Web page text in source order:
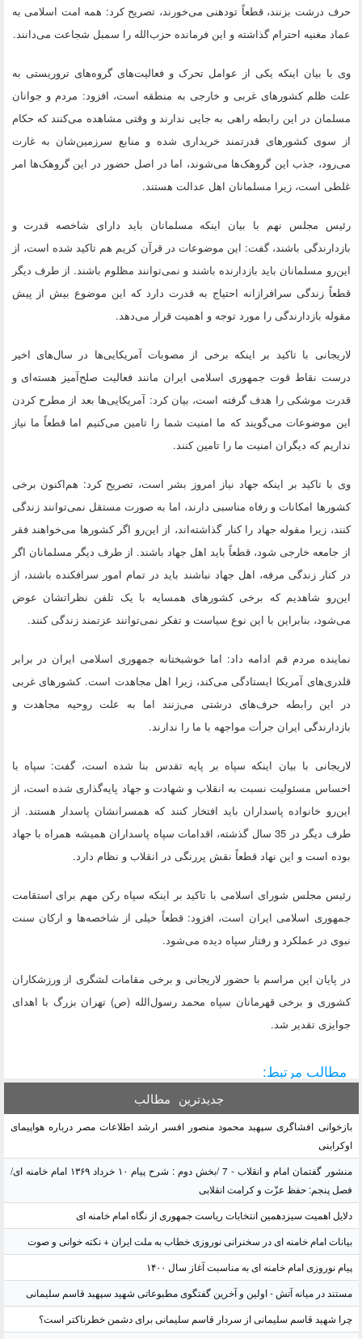
حرف درشت بزنند، قطعاً تودهنی می‌خورند، تصریح کرد:‌ همه امت اسلامی به
عماد مغنیه احترام گذاشته و این فرمانده حزب‌الله را سمبل شجاعت می‌دانند.
وی با بیان اینکه یکی از عوامل تحرک و فعالیت‌های گروه‌های تروریستی به
علت ظلم کشورهای غربی و خارجی به منطقه است، افزود: مردم و جوانان
مسلمان در این رابطه راهی به جایی ندارند و وقتی مشاهده می‌کنند که حکام
از سوی کشورهای قدرتمند خریداری شده و منابع سرزمین‌شان به غارت
می‌رود، جذب این گروهک‌ها می‌شوند، اما در اصل حضور در این گروهک‌ها امر
غلطی است، زیرا مسلمانان اهل عدالت هستند.
رئیس مجلس نهم با بیان اینکه مسلمانان باید دارای شاخصه قدرت و
بازدارندگی باشند، گفت: این موضوعات در قرآن کریم هم تاکید شده است، از
این‌رو مسلمانان باید بازدارنده باشند و نمی‌توانند مظلوم باشند. از طرف دیگر
قطعاً زندگی سرافرازانه احتیاج به قدرت دارد که این موضوع بیش از پیش
مقوله بازدارندگی را مورد توجه و اهمیت قرار می‌دهد.
لاریجانی با تاکید بر اینکه برخی از مصوبات آمریکایی‌ها در سال‌های اخیر
درست نقاط قوت جمهوری اسلامی ایران مانند فعالیت صلح‌آمیز هسته‌ای و
قدرت موشکی را هدف گرفته است، بیان کرد: آمریکایی‌ها بعد از مطرح کردن
این موضوعات می‌گویند که ما امنیت شما را تامین می‌کنیم اما قطعاً ما نیاز
نداریم که دیگران امنیت ما را تامین کنند.
وی با تاکید بر اینکه جهاد نیاز امروز بشر است، تصریح کرد: هم‌اکنون برخی
کشورها امکانات و رفاه مناسبی دارند، اما به صورت مستقل نمی‌توانند زندگی
کنند، زیرا مقوله جهاد را کنار گذاشته‌اند، از این‌رو اگر کشورها می‌خواهند فقر
از جامعه خارجی شود، قطعاً باید اهل جهاد باشند. از طرف دیگر مسلمانان اگر
در کنار زندگی مرفه، اهل جهاد نباشند باید در تمام امور سرافکنده باشند، از
این‌رو شاهدیم که برخی کشورهای همسایه با یک تلفن نظراتشان عوض
می‌شود، بنابراین با این نوع سیاست و تفکر نمی‌توانند عزتمند زندگی کنند.
نماینده مردم قم ادامه داد: اما خوشبختانه جمهوری اسلامی ایران در برابر
قلدری‌های آمریکا ایستادگی می‌کند، زیرا اهل مجاهدت است. کشورهای غربی
در این رابطه حرف‌های درشتی می‌زنند اما به علت روحیه مجاهدت و
بازدارندگی ایران جرأت مواجهه با ما را ندارند.
لاریجانی با بیان اینکه سپاه بر پایه تقدس بنا شده است، گفت: سپاه با
احساس مسئولیت نسبت به انقلاب و شهادت و جهاد پایه‌گذاری شده است، از
این‌رو خانواده پاسداران باید افتخار کنند که همسرانشان پاسدار هستند. از
طرف دیگر در 35 سال گذشته، اقدامات سپاه پاسداران همیشه همراه با جهاد
بوده است و این نهاد قطعاً نقش پررنگی در انقلاب و نظام دارد.
رئیس مجلس شورای اسلامی با تاکید بر اینکه سپاه رکن مهم برای استقامت
جمهوری اسلامی ایران است، افزود: قطعاً خیلی از شاخصه‌ها و ارکان سنت
نبوی در عملکرد و رفتار سپاه دیده می‌شود.
در پایان این مراسم با حضور لاریجانی و برخی مقامات لشگری از ورزشکاران
کشوری و برخی قهرمانان سپاه محمد رسول‌الله (ص) تهران بزرگ با اهدای
جوایزی تقدیر شد.
مطالب مرتبط:
جدیدترین مطالب
بازخوانی افشاگری سپهبد محمود منصور افسر ارشد اطلاعات مصر درباره هواپیمای
اوکراینی
منشور گفتمان امام و انقلاب - 7 /بخش دوم : شرح پیام ۱۰ خرداد ۱۳۶۹ امام خامنه ای/
فصل پنجم: حفظ عزّت و کرامت انقلابی
دلایل اهمیت سیزدهمین انتخابات ریاست جمهوری از نگاه امام خامنه ای
بیانات امام خامنه ای در سخنرانی نوروزی خطاب به ملت ایران + نکته خوانی و صوت
پیام نوروزی امام خامنه ای به مناسبت آغاز سال ۱۴۰۰
مستند در میانه آتش - اولین و آخرین گفتگوی مطبوعاتی شهید سپهبد قاسم سلیمانی
چرا شهید قاسم سلیمانی از سردار قاسم سلیمانی برای دشمن خطرناکتر است؟